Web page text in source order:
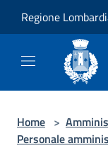
Regione
Home >
Personale